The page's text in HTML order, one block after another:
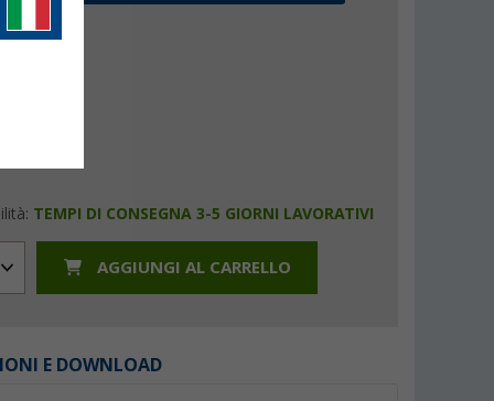
TEMPI DI CONSEGNA 3-5 GIORNI LAVORATIVI
AGGIUNGI AL CARRELLO
E DOWNLOAD